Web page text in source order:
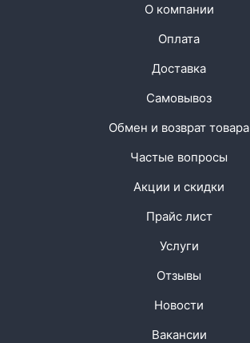
О компании
Оплата
Доставка
Самовывоз
Обмен и возврат товара
Частые вопросы
Акции и скидки
Прайс лист
Услуги
Отзывы
Новости
Вакансии